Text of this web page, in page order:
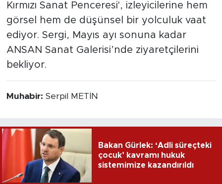
Kırmızı Sanat Penceresi', izleyicilerine hem
görsel hem de düşünsel bir yolculuk vaat
ediyor. Sergi, Mayıs ayı sonuna kadar
ANSAN Sanat Galerisi’nde ziyaretçilerini
bekliyor.
Muhabir: Serpil METİN
Bakan Gürlek: ‘Adli süreçteki
çocuk’ kavramı hukuk
sistemimize kazandırıldı